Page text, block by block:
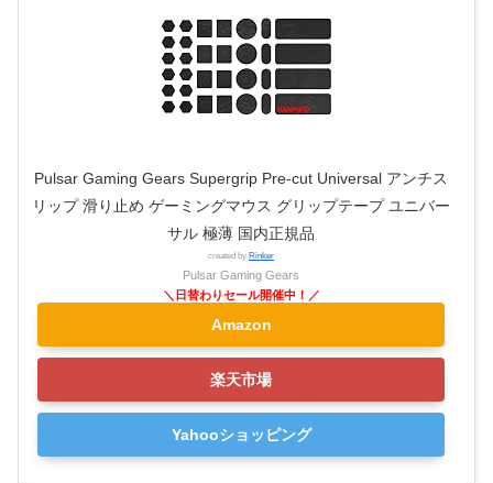
Pulsar Gaming Gears Supergrip Pre-cut Universal アンチス
リップ 滑り止め ゲーミングマウス グリップテープ ユニバー
サル 極薄 国内正規品
created by Rinker
Pulsar Gaming Gears
Amazon
楽天市場
Yahooショッピング